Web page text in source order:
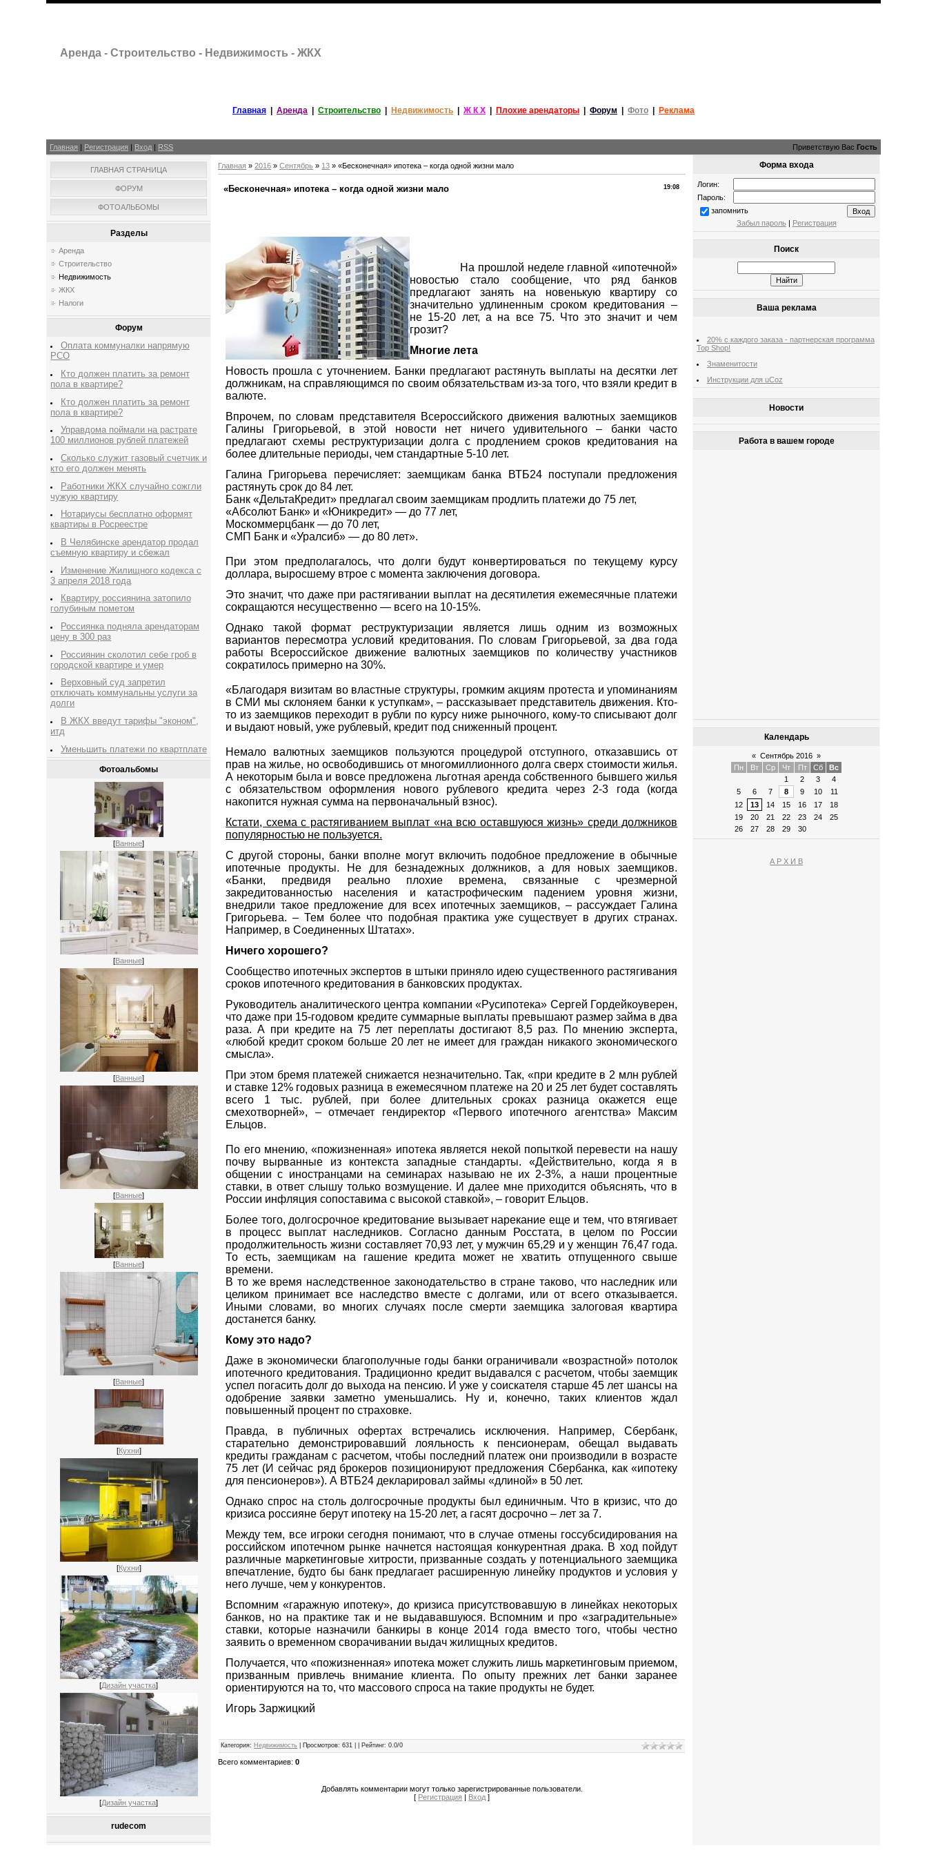
Аренда - Строительство - Недвижимость - ЖКХ
Главная Аренда Строительство Недвижимость Ж К Х Плохие арендаторы Форум Фото Реклама
Главная Регистрация Вход RSS Приветствую Вас Гость
ГЛАВНАЯ СТРАНИЦА
ФОРУМ
ФОТОАЛЬБОМЫ
Разделы
Аренда
Строительство
Недвижимость
ЖКХ
Налоги
Форум
Оплата коммуналки напрямую
РСО
Кто должен платить за ремонт
пола в квартире?
Кто должен платить за ремонт
пола в квартире?
Управдома поймали на растрате
100 миллионов рублей платежей
Сколько служит газовый счетчик и
кто его должен менять
Работники ЖКХ случайно сожгли
чужую квартиру
Нотариусы бесплатно оформят
квартиры в Росреестре
В Челябинске арендатор продал
съемную квартиру и сбежал
Изменение Жилищного кодекса с
3 апреля 2018 года
Квартиру россиянина затопило
голубиным пометом
Россиянка подняла арендаторам
цену в 300 раз
Россиянин сколотил себе гроб в
городской квартире и умер
Верховный суд запретил
отключать коммунальны услуги за
долги
В ЖКХ введут тарифы "эконом",
итд
Уменьшить платежи по квартплате
Фотоальбомы
[Ванные]
[Ванные]
[Ванные]
[Ванные]
[Ванные]
[Ванные]
[Кухни]
[Кухни]
[Дизайн участка]
[Дизайн участка]
rudecom
Главная »2016 » Сентябрь » 13 » «Бесконечная» ипотека – когда одной жизни мало
19:08
«Бесконечная» ипотека – когда одной жизни мало
На прошлой неделе главной «ипотечной»
новостью стало сообщение, что ряд банков
предлагают занять на новенькую квартиру со
значительно удлиненным сроком кредитования –
не 15-20 лет, а на все 75. Что это значит и чем
грозит?
Многие лета
Новость прошла с уточнением. Банки предлагают растянуть выплаты на десятки лет
должникам, на справляющимся по своим обязательствам из-за того, что взяли кредит в
валюте.
Впрочем, по словам представителя Всероссийского движения валютных заемщиков
Галины Григорьевой, в этой новости нет ничего удивительного – банки часто
предлагают схемы реструктуризации долга с продлением сроков кредитования на
более длительные периоды, чем стандартные 5-10 лет.
Галина Григорьева перечисляет: заемщикам банка ВТБ24 поступали предложения
растянуть срок до 84 лет.
Банк «ДельтаКредит» предлагал своим заемщикам продлить платежи до 75 лет,
«Абсолют Банк» и «Юникредит» — до 77 лет,
Москоммерцбанк — до 70 лет,
СМП Банк и «Уралсиб» — до 80 лет».
При этом предполагалось, что долги будут конвертироваться по текущему курсу
доллара, выросшему втрое с момента заключения договора.
Это значит, что даже при растягивании выплат на десятилетия ежемесячные платежи
сокращаются несущественно — всего на 10-15%.
Однако такой формат реструктуризации является лишь одним из возможных
вариантов пересмотра условий кредитования. По словам Григорьевой, за два года
работы Всероссийское движение валютных заемщиков по количеству участников
сократилось примерно на 30%.
«Благодаря визитам во властные структуры, громким акциям протеста и упоминаниям
в СМИ мы склоняем банки к уступкам», – рассказывает представитель движения. Кто-
то из заемщиков переходит в рубли по курсу ниже рыночного, кому-то списывают долг
и выдают новый, уже рублевый, кредит под сниженный процент.
Немало валютных заемщиков пользуются процедурой отступного, отказавшись от
прав на жилье, но освободившись от многомиллионного долга сверх стоимости жилья.
А некоторым была и вовсе предложена льготная аренда собственного бывшего жилья
с обязательством оформления нового рублевого кредита через 2-3 года (когда
накопится нужная сумма на первоначальный взнос).
Кстати, схема с растягиванием выплат «на всю оставшуюся жизнь» среди должников
популярностью не пользуется.
С другой стороны, банки вполне могут включить подобное предложение в обычные
ипотечные продукты. Не для безнадежных должников, а для новых заемщиков.
«Банки, предвидя реально плохие времена, связанные с чрезмерной
закредитованностью населения и катастрофическим падением уровня жизни,
внедрили такое предложение для всех ипотечных заемщиков, – рассуждает Галина
Григорьева. – Тем более что подобная практика уже существует в других странах.
Например, в Соединенных Штатах».
Ничего хорошего?
Сообщество ипотечных экспертов в штыки приняло идею существенного растягивания
сроков ипотечного кредитования в банковских продуктах.
Руководитель аналитического центра компании «Русипотека» Сергей Гордейкоуверен,
что даже при 15-годовом кредите суммарные выплаты превышают размер займа в два
раза. А при кредите на 75 лет переплаты достигают 8,5 раз. По мнению эксперта,
«любой кредит сроком больше 20 лет не имеет для граждан никакого экономического
смысла».
При этом бремя платежей снижается незначительно. Так, «при кредите в 2 млн рублей
и ставке 12% годовых разница в ежемесячном платеже на 20 и 25 лет будет составлять
всего 1 тыс. рублей, при более длительных сроках разница окажется еще
смехотворней», – отмечает гендиректор «Первого ипотечного агентства» Максим
Ельцов.
По его мнению, «пожизненная» ипотека является некой попыткой перевести на нашу
почву вырванные из контекста западные стандарты. «Действительно, когда я в
общении с иностранцами на семинарах называю не их 2-3%, а наши процентные
ставки, в ответ слышу только возмущение. И далее мне приходится объяснять, что в
России инфляция сопоставима с высокой ставкой», – говорит Ельцов.
Более того, долгосрочное кредитование вызывает нарекание еще и тем, что втягивает
в процесс выплат наследников. Согласно данным Росстата, в целом по России
продолжительность жизни составляет 70,93 лет, у мужчин 65,29 и у женщин 76,47 года.
То есть, заемщикам на гашение кредита может не хватить отпущенного свыше
времени.
В то же время наследственное законодательство в стране таково, что наследник или
целиком принимает все наследство вместе с долгами, или от всего отказывается.
Иными словами, во многих случаях после смерти заемщика залоговая квартира
достанется банку.
Кому это надо?
Даже в экономически благополучные годы банки ограничивали «возрастной» потолок
ипотечного кредитования. Традиционно кредит выдавался с расчетом, чтобы заемщик
успел погасить долг до выхода на пенсию. И уже у соискателя старше 45 лет шансы на
одобрение заявки заметно уменьшались. Ну и, конечно, таких клиентов ждал
повышенный процент по страховке.
Правда, в публичных офертах встречались исключения. Например, Сбербанк,
старательно демонстрировавший лояльность к пенсионерам, обещал выдавать
кредиты гражданам с расчетом, чтобы последний платеж они производили в возрасте
75 лет (И сейчас ряд брокеров позиционируют предложения Сбербанка, как «ипотеку
для пенсионеров»). А ВТБ24 декларировал займы «длиной» в 50 лет.
Однако спрос на столь долгосрочные продукты был единичным. Что в кризис, что до
кризиса россияне берут ипотеку на 15-20 лет, а гасят досрочно – лет за 7.
Между тем, все игроки сегодня понимают, что в случае отмены госсубсидирования на
российском ипотечном рынке начнется настоящая конкурентная драка. В ход пойдут
различные маркетинговые хитрости, призванные создать у потенциального заемщика
впечатление, будто бы банк предлагает расширенную линейку продуктов и условия у
него лучше, чем у конкурентов.
Вспомним «гаражную ипотеку», до кризиса присутствовавшую в линейках некоторых
банков, но на практике так и не выдававшуюся. Вспомним и про «заградительные»
ставки, которые назначили банкиры в конце 2014 года вместо того, чтобы честно
заявить о временном сворачивании выдач жилищных кредитов.
Получается, что «пожизненная» ипотека может служить лишь маркетинговым приемом,
призванным привлечь внимание клиента. По опыту прежних лет банки заранее
ориентируются на то, что массового спроса на такие продукты не будет.
Игорь Заржицкий
Категория: Недвижимость Просмотров: 631 | | Рейтинг:0.0/0
Всего комментариев:0
Добавлять комментарии могут только зарегистрированные пользователи.
[ Регистрация | Вход ]
Форма входа
Логин:
Пароль:
запомнить
Забыл пароль
Регистрация
Поиск
Ваша реклама
20% с каждого заказа - партнерская программа
Top Shop!
Знаменитости
Инструкции для uCoz
Новости
Работа в вашем городе
Календарь
« Сентябрь 2016 »
Пн
Вт Ср Чт Пт Сб
Вс
1
2 3
4
5
6 7 8 9 10
11
12
13 14 15 16 17
18
19
20 21 22 23 24
25
26
27 28 29 30
А Р Х И В